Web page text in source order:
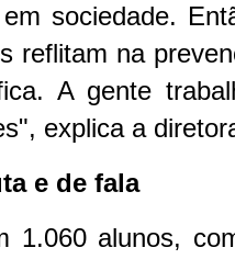
sociedade.
reflitam na
A gente
explica a
e de fala
1.060 alunos,